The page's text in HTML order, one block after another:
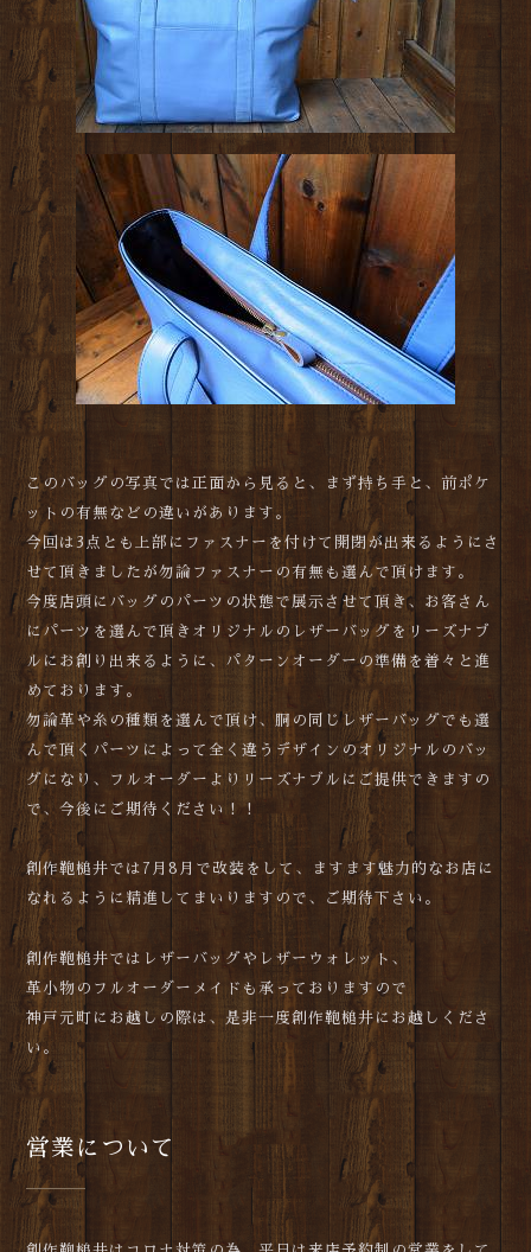
このバッグの写真では正面から見ると、まず持ち手と、前ポケ
ットの有無などの違いがあります。
今回は3点とも上部にファスナーを付けて開閉が出来るようにさ
せて頂きましたが勿論ファスナーの有無も選んで頂けます。
今度店頭にバッグのパーツの状態で展示させて頂き、お客さん
にパーツを選んで頂きオリジナルのレザーバッグをリーズナブ
ルにお創り出来るように、パターンオーダーの準備を着々と進
めております。
勿論革や糸の種類を選んで頂け、胴の同じレザーバッグでも選
んで頂くパーツによって全く違うデザインのオリジナルのバッ
グになり、フルオーダーよりリーズナブルにご提供できますの
で、今後にご期待ください！！
創作鞄槌井では7月8月で改装をして、ますます魅力的なお店に
なれるように精進してまいりますので、ご期待下さい。
創作鞄槌井ではレザーバッグやレザーウォレット、
革小物のフルオーダーメイドも承っておりますので
神戸元町にお越しの際は、是非一度創作鞄槌井にお越しくださ
い。
営業について